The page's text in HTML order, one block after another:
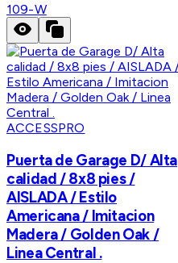
109-W
ACCESSPRO
Puerta de Garage D/ Alta
calidad / 8x8 pies /
AISLADA / Estilo
Americana / Imitacion
Madera / Golden Oak /
Linea Central .